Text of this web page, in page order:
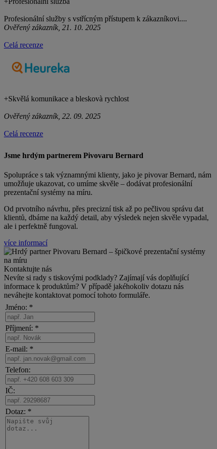
Profesionální služby s vstřícným přístupem k zákazníkovi....
Ověřený zákazník, 21. 10. 2025
Celá recenze
+Skvělá komunikace a bleskovà rychlost
Ověřený zákazník, 22. 09. 2025
Celá recenze
Jsme hrdým partnerem Pivovaru Bernard
Spolupráce s tak významnými klienty, jako je pivovar Bernard, nám
umožňuje ukazovat, co umíme skvěle – dodávat profesionální
prezentační systémy na míru.
Od prvotního návrhu, přes precizní tisk až po pečlivou správu dat
klientů, dbáme na každý detail, aby výsledek nejen skvěle vypadal,
ale i perfektně fungoval.
více informací
Kontaktujte nás
Nevíte si rady s tiskovými podklady? Zajímají vás doplňující
informace k produktům? V případě jakéhokoliv dotazu nás
neváhejte kontaktovat pomocí tohoto formuláře.
Jméno: *
Příjmení: *
E-mail: *
Telefon:
IČ:
Dotaz: *